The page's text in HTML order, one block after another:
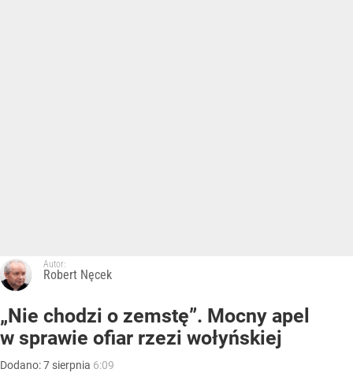
Autor:
Robert Nęcek
„Nie chodzi o zemstę”. Mocny apel
w sprawie ofiar rzezi wołyńskiej
Dodano:7 sierpnia 6:09